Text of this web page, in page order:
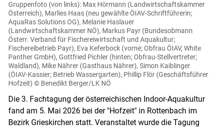
Gruppenfoto (von links): Max Hörmann (Landwirtschaftskammer
Österreich), Marlies Haas (neu gewählte ÖIAV-Schriftführerin;
AquaRas Solutions OG), Melanie Haslauer
(Landwirtschaftskammer NÖ), Markus Payr (Bundesobmann
Österr. Verband für Fischereiwirtschaft und Aquakultur;
Fischereibetrieb Payr), Eva Keferbock (vorne; Obfrau ÖIAV, White
Panther GmbH), Gottfried Pichler (hinten; Obfrau-Stellvertreter;
Waldland), Mike Nährer (Gasthaus Nährer), Simon Kaiblinger
(ÖIAV-Kassier; Betrieb Wassergarten), Phillip Flör (Geschäftsführer
Hofzeit) © Benedikt Berger/LK NÖ
Die 3. Fachtagung der österreichischen Indoor-Aquakultur
fand am 5. Mai 2026 bei der "Hofzeit" in Rottenbach im
Bezirk Grieskirchen statt. Veranstaltet wurde die Tagung